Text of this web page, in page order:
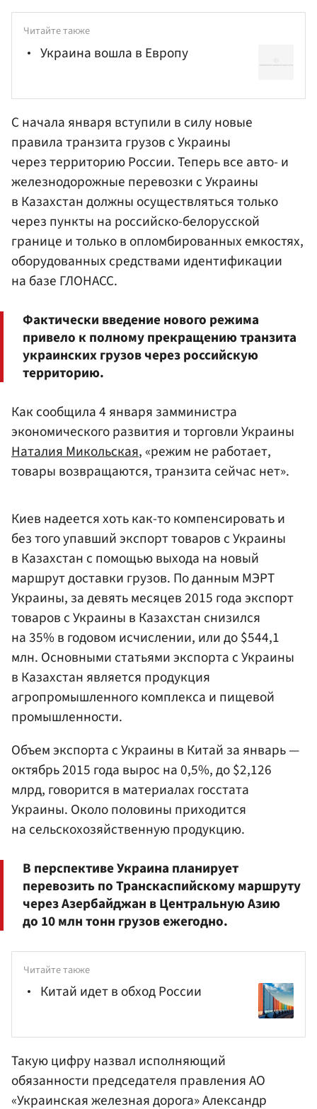
Читайте также
Украина вошла в Европу
С начала января вступили в силу новые
правила транзита грузов с Украины
через территорию России. Теперь все авто- и
железнодорожные перевозки с Украины
в Казахстан должны осуществляться только
через пункты на российско-белорусской
границе и только в опломбированных емкостях,
оборудованных средствами идентификации
на базе ГЛОНАСС.
Фактически введение нового режима
привело к полному прекращению транзита
украинских грузов через российскую
территорию.
Как сообщила 4 января замминистра
экономического развития и торговли Украины
Наталия Микольская, «режим не работает,
товары возвращаются, транзита сейчас нет».
Киев надеется хоть как-то компенсировать и
без того упавший экспорт товаров с Украины
в Казахстан с помощью выхода на новый
маршрут доставки грузов. По данным МЭРТ
Украины, за девять месяцев 2015 года экспорт
товаров с Украины в Казахстан снизился
на 35% в годовом исчислении, или до $544,1
млн. Основными статьями экспорта с Украины
в Казахстан является продукция
агропромышленного комплекса и пищевой
промышленности.
Объем экспорта с Украины в Китай за январь —
октябрь 2015 года вырос на 0,5%, до $2,126
млрд, говорится в материалах госстата
Украины. Около половины приходится
на сельскохозяйственную продукцию.
В перспективе Украина планирует
перевозить по Транскаспийскому маршруту
через Азербайджан в Центральную Азию
до 10 млн тонн грузов ежегодно.
Читайте также
Китай идет в обход России
Такую цифру назвал исполняющий
обязанности председателя правления АО
«Украинская железная дорога» Александр